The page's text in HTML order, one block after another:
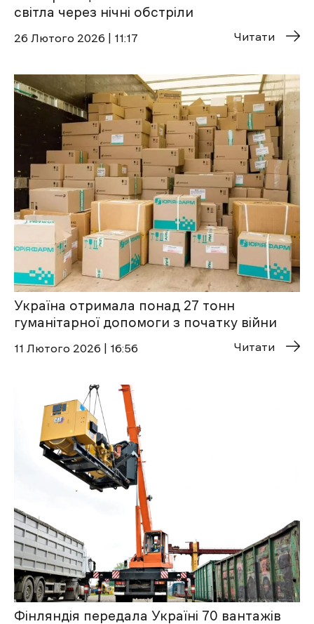
світла через нічні обстріли
26 Лютого 2026 | 11:17 Читати
Україна отримала понад 27 тонн
гуманітарної допомоги з початку війни
11 Лютого 2026 | 16:56 Читати
Фінляндія передала Україні 70 вантажів